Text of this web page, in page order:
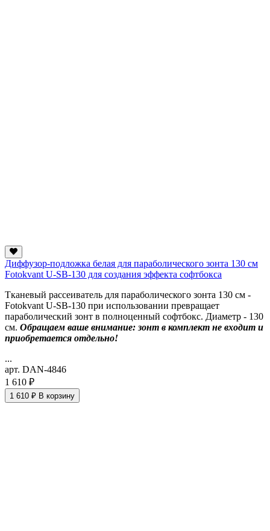
Диффузор-подложка белая для параболического зонта 130 см
Fotokvant U-SB-130 для создания эффекта софтбокса
Тканевый рассеиватель для параболического зонта 130 см -
Fotokvant U-SB-130 при использовании превращает
параболический зонт в полноценный софтбокс. Диаметр - 130
см. Обращаем ваше внимание: зонт в комплект не входит и
приобретается отдельно!
...
арт. DAN-4846
1 610 ₽
1 610 ₽ В корзину